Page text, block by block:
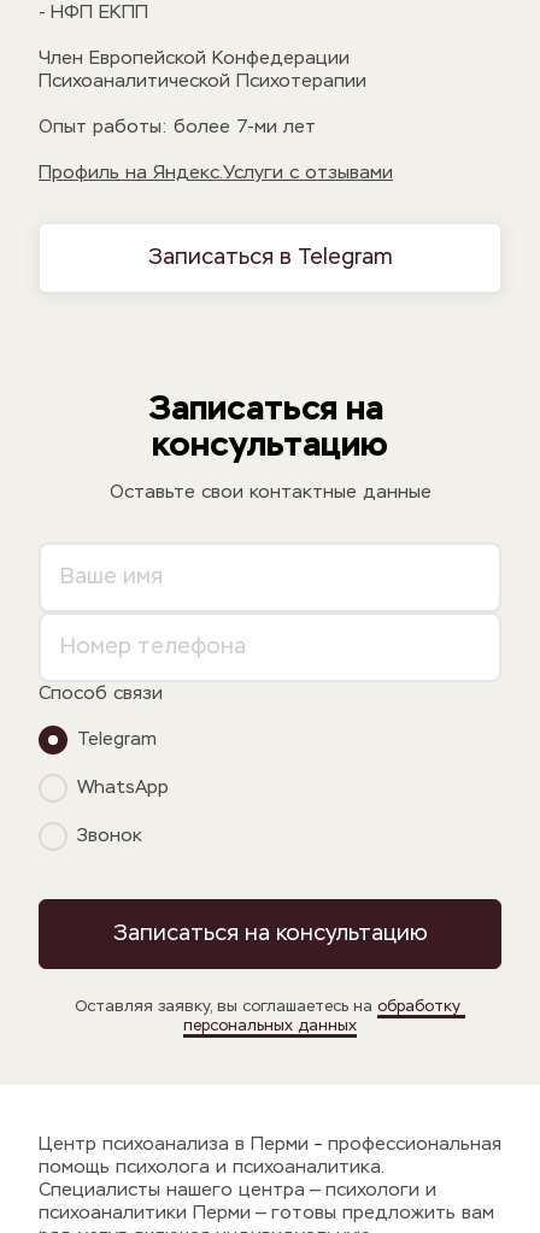
- НФП ЕКПП
Член Европейской Конфедерации
Психоаналитической Психотерапии
Опыт работы: более 7-ми лет
Профиль на Яндекс.Услуги с отзывами
Записаться в Telegram
Записаться на
консультацию
Оставьте свои контактные данные
Способ связи
Telegram
WhatsApp
Звонок
Записаться на консультацию
Оставляя заявку, вы соглашаетесь на обработку
персональных данных
Центр психоанализа в Перми – профессиональная
помощь психолога и психоаналитика.
Специалисты нашего центра — психологи и
психоаналитики Перми — готовы предложить вам